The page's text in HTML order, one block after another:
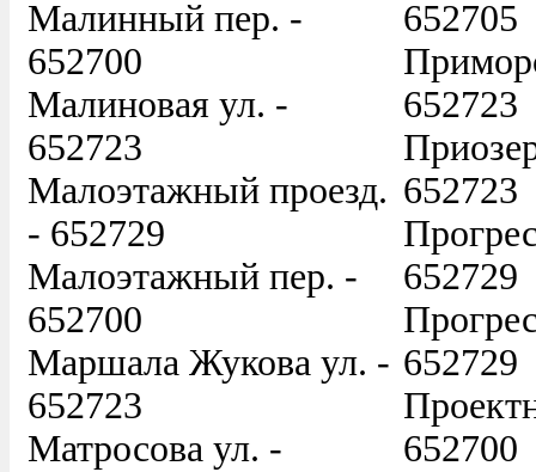
Малинный пер. -
652700
Малиновая ул. -
652723
Малоэтажный проезд.
- 652729
Малоэтажный пер. -
652700
Маршала Жукова ул. -
652723
Матросова ул. -
652705
652723
652723
652729
652729
652700